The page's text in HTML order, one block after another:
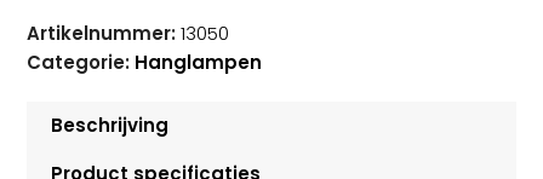
Artikelnummer: 13050
Categorie: Hanglampen
Beschrijving
Product specificaties